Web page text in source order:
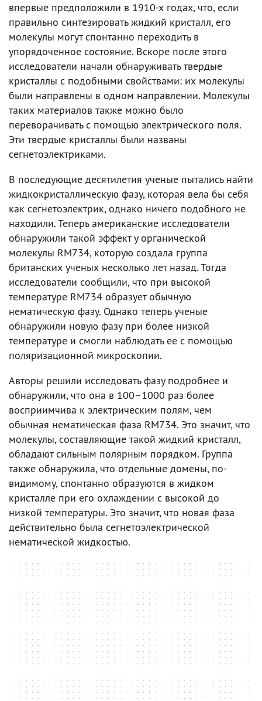
впервые предположили в 1910-х годах, что, если
правильно синтезировать жидкий кристалл, его
молекулы могут спонтанно переходить в
упорядоченное состояние. Вскоре после этого
исследователи начали обнаруживать твердые
кристаллы с подобными свойствами: их молекулы
были направлены в одном направлении. Молекулы
таких материалов также можно было
переворачивать с помощью электрического поля.
Эти твердые кристаллы были названы
сегнетоэлектриками.
В последующие десятилетия ученые пытались найти
жидкокристаллическую фазу, которая вела бы себя
как сегнетоэлектрик, однако ничего подобного не
находили. Теперь американские исследователи
обнаружили такой эффект у органической
молекулы RM734, которую создала группа
британских ученых несколько лет назад. Тогда
исследователи сообщили, что при высокой
температуре RM734 образует обычную
нематическую фазу. Однако теперь ученые
обнаружили новую фазу при более низкой
температуре и смогли наблюдать ее с помощью
поляризационной микроскопии.
Авторы решили исследовать фазу подробнее и
обнаружили, что она в 100–1000 раз более
восприимчива к электрическим полям, чем
обычная нематическая фаза RM734. Это значит, что
молекулы, составляющие такой жидкий кристалл,
обладают сильным полярным порядком. Группа
также обнаружила, что отдельные домены, по-
видимому, спонтанно образуются в жидком
кристалле при его охлаждении с высокой до
низкой температуры. Это значит, что новая фаза
действительно была сегнетоэлектрической
нематической жидкостью.